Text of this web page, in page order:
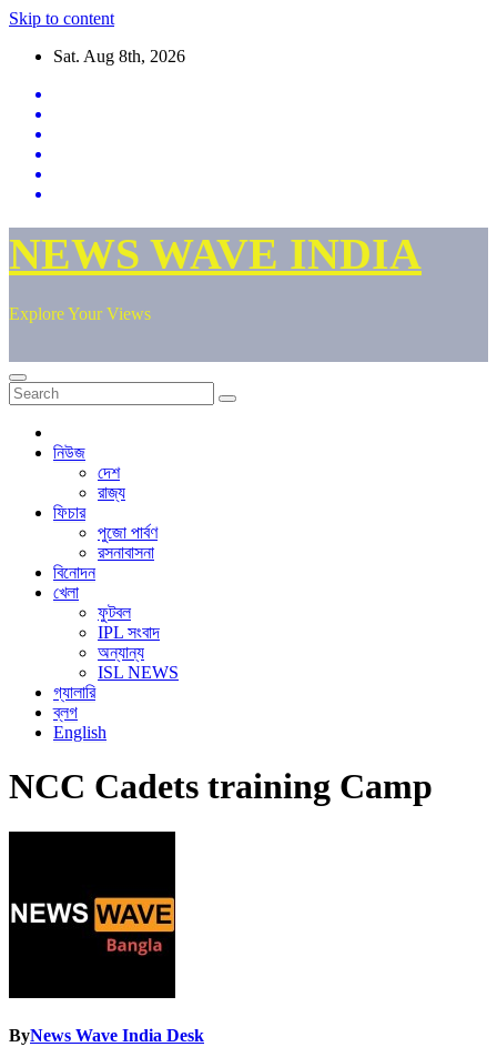
Skip to content
Sat. Aug 8th, 2026
NEWS WAVE INDIA
Explore Your Views
নিউজ
দেশ
রাজ্য
ফিচার
পুজো পার্বণ
রসনাবাসনা
বিনোদন
খেলা
ফুটবল
IPL সংবাদ
অন্যান্য
ISL NEWS
গ্যালারি
ব্লগ
English
NCC Cadets training Camp
ByNews Wave India Desk